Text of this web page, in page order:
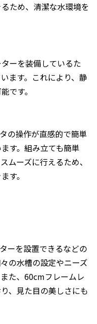
ため、清潔な水環境を
ーを装備しているた
ます。これにより、静
です。
の操作が直感的で簡単
す。組み立ても簡単
ムーズに行えるため、
す。
ーを設置できるなどの
の水槽の設定やニーズ
た、60cmフレームレ
、見た目の美しさにも